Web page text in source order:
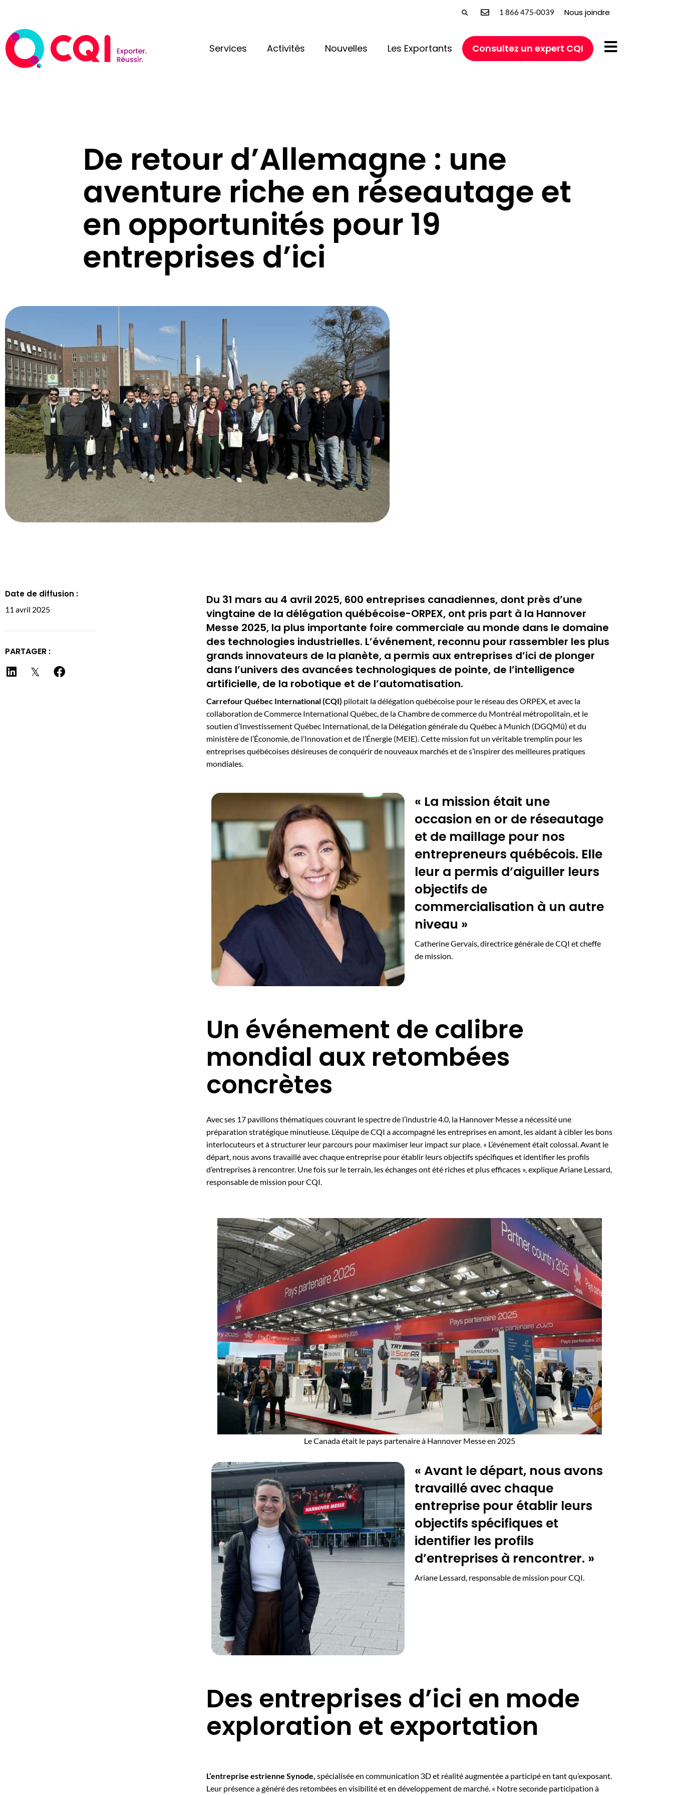
1 866 475-0039 Nous joindre
Services Activités Nouvelles Les Exportants Consultez un expert CQI
De retour d’Allemagne : une
aventure riche en réseautage et
en opportunités pour 19
entreprises d’ici
Date de diffusion :
11 avril 2025
PARTAGER :
Du 31 mars au 4 avril 2025, 600 entreprises canadiennes, dont près d’une
vingtaine de la délégation québécoise-ORPEX, ont pris part à la Hannover
Messe 2025, la plus importante foire commerciale au monde dans le domaine
des technologies industrielles. L’événement, reconnu pour rassembler les plus
grands innovateurs de la planète, a permis aux entreprises d’ici de plonger
dans l’univers des avancées technologiques de pointe, de l’intelligence
artificielle, de la robotique et de l’automatisation.
Carrefour Québec International (CQI) pilotait la délégation québécoise pour le réseau des ORPEX, et avec la
collaboration de Commerce International Québec, de la Chambre de commerce du Montréal métropolitain, et le
soutien d’Investissement Québec International, de la Délégation générale du Québec à Munich (DGQMü) et du
ministère de l’Économie, de l’Innovation et de l’Énergie (MEIE). Cette mission fut un véritable tremplin pour les
entreprises québécoises désireuses de conquérir de nouveaux marchés et de s’inspirer des meilleures pratiques
mondiales.
« La mission était une
occasion en or de réseautage
et de maillage pour nos
entrepreneurs québécois. Elle
leur a permis d’aiguiller leurs
objectifs de
commercialisation à un autre
niveau »
Catherine Gervais, directrice générale de CQI et cheffe
de mission.
Un événement de calibre
mondial aux retombées
concrètes
Avec ses 17 pavillons thématiques couvrant le spectre de l’industrie 4.0, la Hannover Messe a nécessité une
préparation stratégique minutieuse. L’équipe de CQI a accompagné les entreprises en amont, les aidant à cibler les bons
interlocuteurs et à structurer leur parcours pour maximiser leur impact sur place. « L’événement était colossal. Avant le
départ, nous avons travaillé avec chaque entreprise pour établir leurs objectifs spécifiques et identifier les profils
d’entreprises à rencontrer. Une fois sur le terrain, les échanges ont été riches et plus efficaces », explique Ariane Lessard,
responsable de mission pour CQI.
Le Canada était le pays partenaire à Hannover Messe en 2025
« Avant le départ, nous avons
travaillé avec chaque
entreprise pour établir leurs
objectifs spécifiques et
identifier les profils
d’entreprises à rencontrer. »
Ariane Lessard, responsable de mission pour CQI.
Des entreprises d’ici en mode
exploration et exportation
L’entreprise estrienne Synode,spécialisée en communication 3D et réalité augmentée a participé en tant qu’exposant.
Leur présence a généré des retombées en visibilité et en développement de marché. « Notre seconde participation à